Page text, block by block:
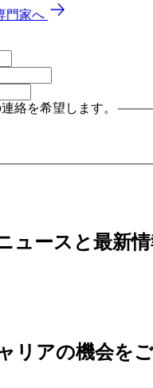
門家へ
絡を希望します。
ュースと最新情
リアの機会をご